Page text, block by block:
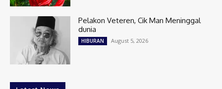
Pelakon Veteren, Cik Man Meninggal
dunia
HIBURAN August 5, 2026